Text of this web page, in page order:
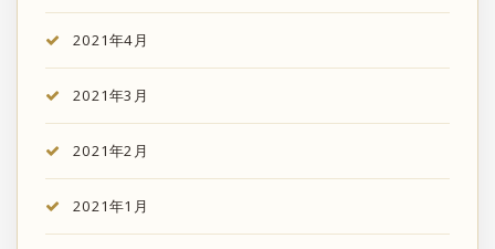
2021年4月
2021年3月
2021年2月
2021年1月